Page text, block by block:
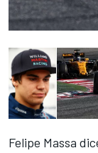
Felipe Massa